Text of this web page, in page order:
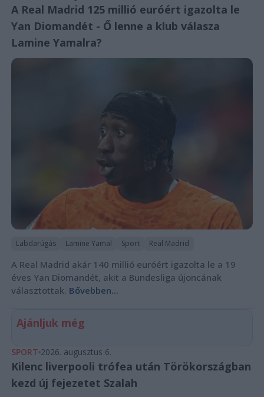
A Real Madrid 125 millió euróért igazolta le
Yan Diomandét - Ő lenne a klub válasza
Lamine Yamalra?
Labdarúgás Lamine Yamal Sport Real Madrid
A Real Madrid akár 140 millió euróért igazolta le a 19
éves Yan Diomandét, akit a Bundesliga újoncának
választottak. Bővebben...
Ajánljuk még
SPORT 2026. augusztus 6.
Kilenc liverpooli trófea után Törökországban
kezd új fejezetet Szalah